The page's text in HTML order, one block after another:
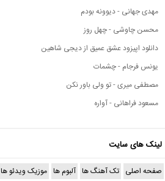
مهدی جهانی - دیوونه بودم
محسن چاوشی - چهل روز
دانلود اپیزود عشق عمیق از دیجی شاهین
یونس فرجام - چشمات
مصطفی میری - تو ولی باور نکن
مسعود فراهانی - آواره
لینک های سایت
صفحه اصلی تک آهنگ ها آلبوم ها موزیک ویدئو ها